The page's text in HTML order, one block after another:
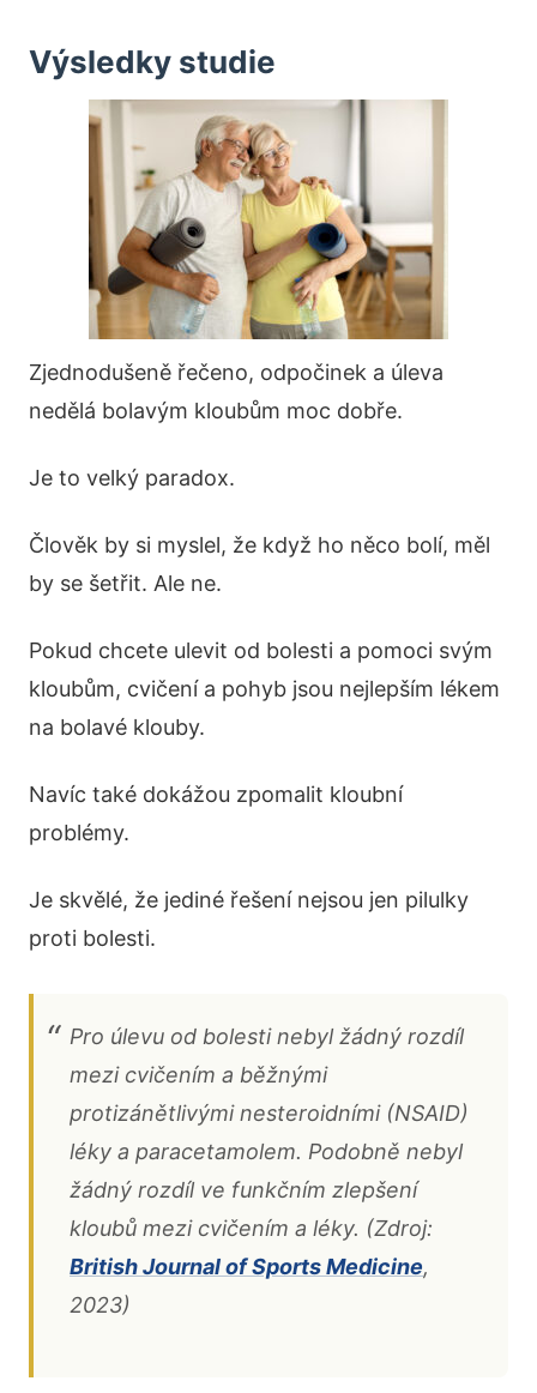
Výsledky studie
Zjednodušeně řečeno, odpočinek a úleva
nedělá bolavým kloubům moc dobře.
Je to velký paradox.
Člověk by si myslel, že když ho něco bolí, měl
by se šetřit. Ale ne.
Pokud chcete ulevit od bolesti a pomoci svým
kloubům, cvičení a pohyb jsou nejlepším lékem
na bolavé klouby.
Navíc také dokážou zpomalit kloubní
problémy.
Je skvělé, že jediné řešení nejsou jen pilulky
proti bolesti.
Pro úlevu od bolesti nebyl žádný rozdíl
mezi cvičením a běžnými
protizánětlivými nesteroidními (NSAID)
léky a paracetamolem. Podobně nebyl
žádný rozdíl ve funkčním zlepšení
kloubů mezi cvičením a léky. (Zdroj:
British Journal of Sports Medicine,
2023)